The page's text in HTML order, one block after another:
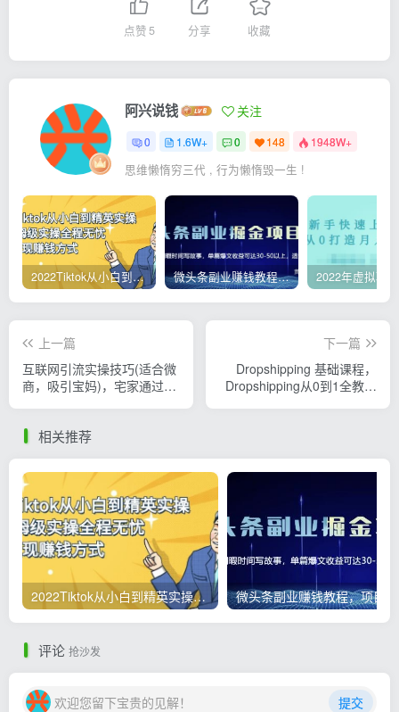
点赞 5 分享 收藏
阿兴说钱 关注
0 1.6W+ 0 148 1948W+
思维懒惰穷三代 , 行为懒惰毁一生 !
2022Tiktok从小白到精英实操，0-1保姆级实操全程无忧，多种变现赚钱方式 微头条副业赚钱教程，项目单号单天做到50-100+收益
上一篇
互联网引流实操技巧(适合微
商，吸引宝妈)，宅家通过互
下一篇
Dropshipping 基础课程，
Dropshipping从0到1全教程
相关推荐
2022Tiktok从小白到精英实操，0-1保姆级实操全程无忧，多种变现赚钱方式
评论 抢沙发
欢迎您留下宝贵的见解！ 提交